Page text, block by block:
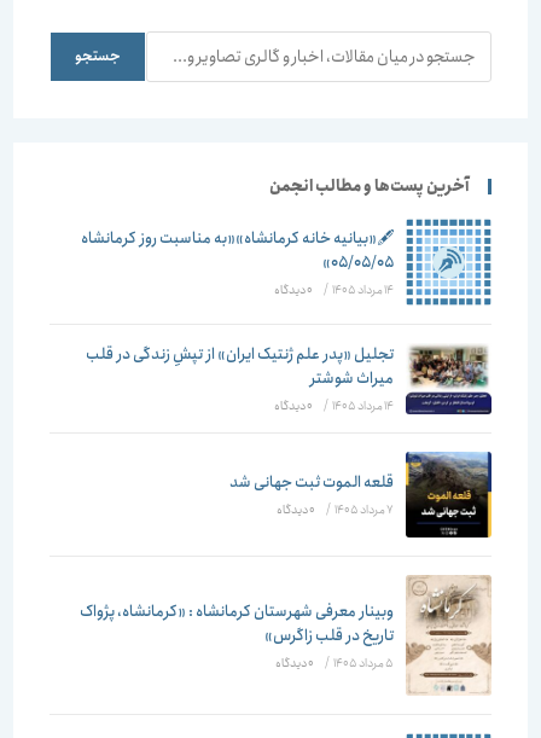
جستجو جستجو
آخرین پست‌ها و مطالب انجمن
🖋️«بیانیه خانه کرمانشاه»«به مناسبت روز کرمانشاه
۰۵/۰۵/۰۵»
14 مرداد 1405 / ۰ دیدگاه
تجلیل «پدر علم ژنتیک ایران» از تپشِ زندگی در قلب
میراث شوشتر
14 مرداد 1405 / ۰ دیدگاه
قلعه الموت ثبت جهانی شد
7 مرداد 1405 / ۰ دیدگاه
وبینار معرفی شهرستان کرمانشاه : «کرمانشاه، پژواک
تاریخ در قلب زاگرس»
5 مرداد 1405 / ۰ دیدگاه